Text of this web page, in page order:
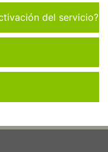
del servicio?